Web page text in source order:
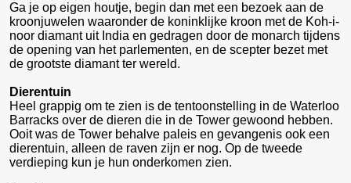
Ga je op eigen houtje, begin dan met een bezoek aan de
kroonjuwelen waaronder de koninklijke kroon met de Koh-i-
noor diamant uit India en gedragen door de monarch tijdens
de opening van het parlementen, en de scepter bezet met
de grootste diamant ter wereld.
Dierentuin
Heel grappig om te zien is de tentoonstelling in de Waterloo
Barracks over de dieren die in de Tower gewoond hebben.
Ooit was de Tower behalve paleis en gevangenis ook een
dierentuin, alleen de raven zijn er nog. Op de tweede
verdieping kun je hun onderkomen zien.